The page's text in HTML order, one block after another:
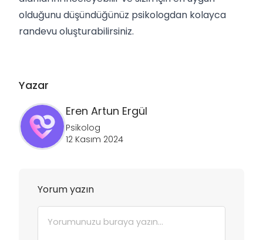
olduğunu düşündüğünüz psikologdan kolayca
randevu oluşturabilirsiniz.
Yazar
Eren Artun Ergül
Psikolog
12 Kasım 2024
Yorum yazın